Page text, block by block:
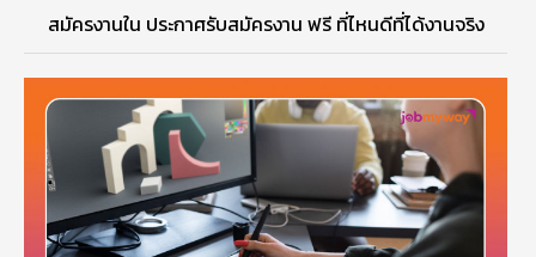
สมัครงานใน ประกาศรับสมัครงาน ฟรี ที่ไหนดีที่ได้งานจริง